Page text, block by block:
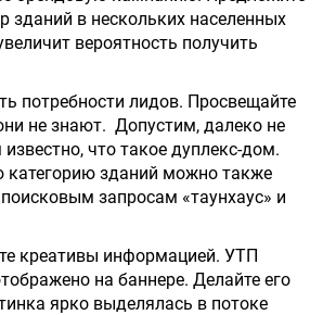
зданий в нескольких населенных
вероятность получить
потребности лидов. Просвещайте
не знают. Допустим, далеко не
что такое дуплекс-дом.
категорию зданий можно также
запросам «таунхаус» и
креативы информацией. УТП
на баннере. Делайте его
ярко выделялась в потоке